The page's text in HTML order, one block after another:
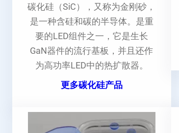
碳化硅（SiC），又称为金刚砂，
是一种含硅和碳的半导体。是重
要的LED组件之一，它是生长
GaN器件的流行基板，并且还作
为高功率LED中的热扩散器。
更多碳化硅产品